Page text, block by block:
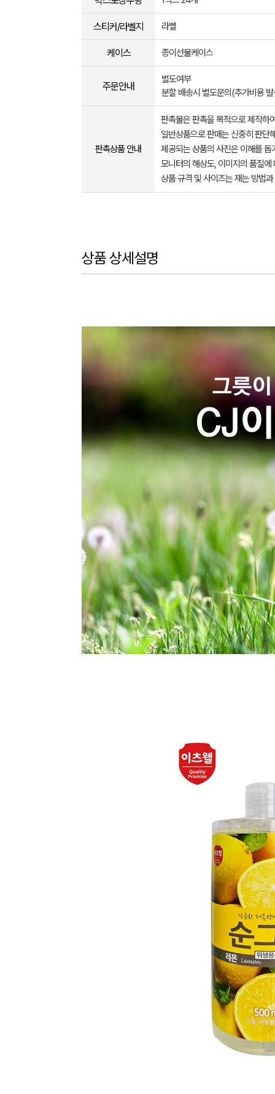
스티커/라벨지 라벨
케이스 종이선물케이스
주문안내
별도여부
분할 배송시 별도문의(추가비용
판촉상품 안내
판촉물은 판촉을 목적으로 제작하
일반상품으로 판매는 신중히 판단
제공되는 상품의 사진은 이해를
모니터의 해상도, 이미지의 품질
상품 규격 및 사이즈는 재는 방법
상품 상세설명